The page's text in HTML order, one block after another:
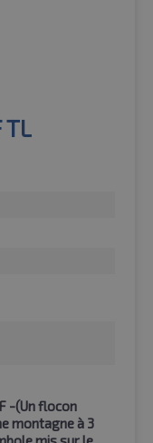
TL
-(Un flocon
montagne à 3